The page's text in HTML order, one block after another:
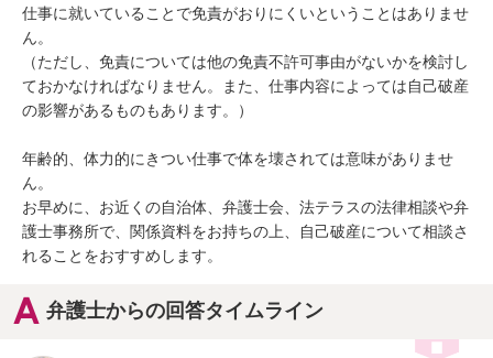
仕事に就いていることで免責がおりにくいということはありませ
ん。
（ただし、免責については他の免責不許可事由がないかを検討し
ておかなければなりません。また、仕事内容によっては自己破産
の影響があるものもあります。）
年齢的、体力的にきつい仕事で体を壊されては意味がありませ
ん。
お早めに、お近くの自治体、弁護士会、法テラスの法律相談や弁
護士事務所で、関係資料をお持ちの上、自己破産について相談さ
れることをおすすめします。
弁護士からの回答タイムライン